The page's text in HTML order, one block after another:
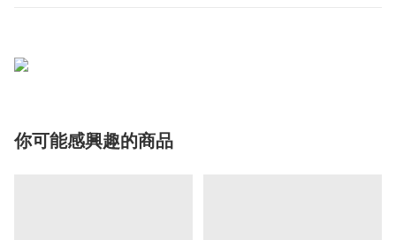
你可能感興趣的商品